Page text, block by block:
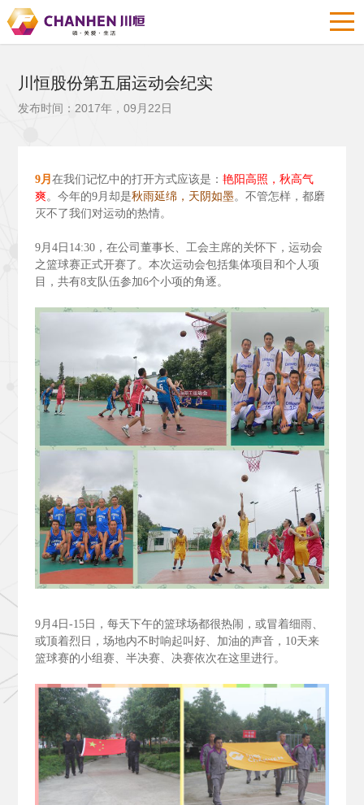
川恒股份第五届运动会纪实
发布时间：2017年，09月22日
9月 在我们记忆中的打开方式应该是： 艳阳高照，秋高气
爽。今年的9月却是秋雨延绵，天阴如墨。不管怎样，都磨
灭不了我们对运动的热情。
9月4日14:30，在公司董事长、工会主席的关怀下，运动会
之篮球赛正式开赛了。本次运动会包括集体项目和个人项
目，共有8支队伍参加6个小项的角逐。
9月4日-15日，每天下午的篮球场都很热闹，或冒着细雨、
或顶着烈日，场地内不时响起叫好、加油的声音，10天来
篮球赛的小组赛、半决赛、决赛依次在这里进行。